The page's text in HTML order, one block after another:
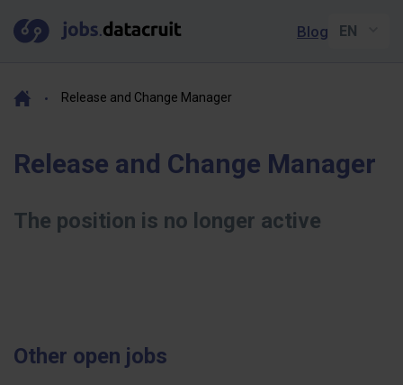
Blog
Release and Change Manager
Release and Change Manager
The position is no longer active
Other open jobs